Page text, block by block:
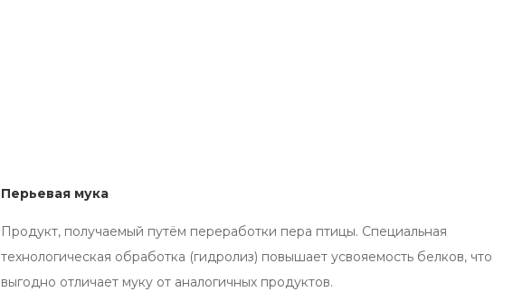
Перьевая мука
Продукт, получаемый путём переработки пера птицы. Специальная
технологическая обработка (гидролиз) повышает усвояемость белков, что
выгодно отличает муку от аналогичных продуктов.